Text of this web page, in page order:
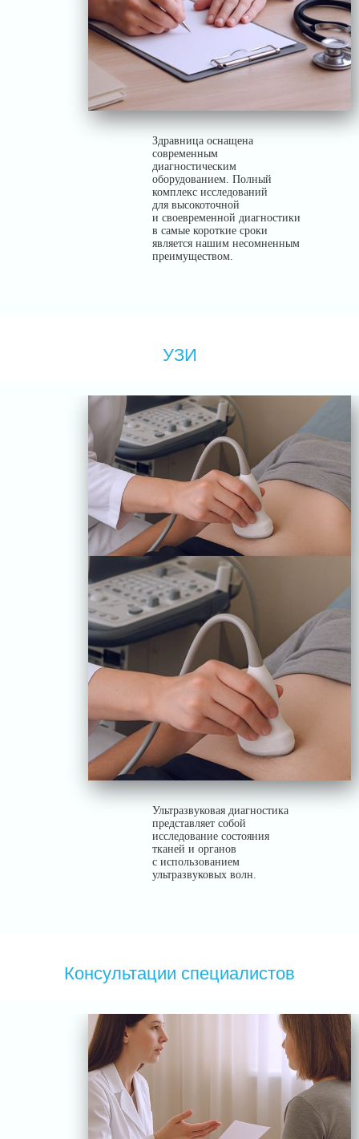
Здравница оснащена
современным
диагностическим
оборудованием. Полный
комплекс исследований
для высокоточной
и своевременной диагностики
в самые короткие сроки
является нашим несомненным
преимуществом.
УЗИ
Ультразвуковая диагностика
представляет собой
исследование состояния
тканей и органов
с использованием
ультразвуковых волн.
Консультации специалистов